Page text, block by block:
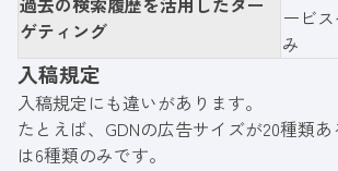
ゲティング
ービ
み
入稿規定
入稿規定にも違いがあります。
たとえば、GDNの広告サイズが20種類
は6種類のみです。